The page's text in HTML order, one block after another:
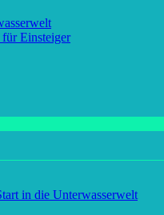
Einsteiger
in die Unterwasserwelt